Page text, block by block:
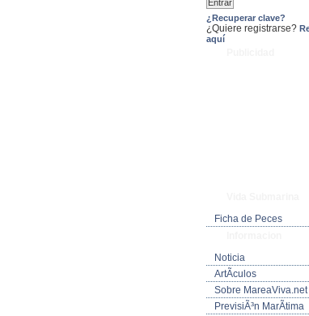
¿Recuperar clave?
¿Quiere registrarse?
aquí
Ficha de Peces
Noticia
ArtÃ­culos
Sobre MareaViva.net
PrevisiÃ³n MarÃ­tima